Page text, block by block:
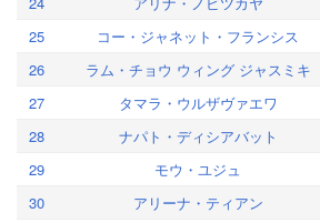
25
コー・ジャネット・フランシス
26
ラム・チョウ ウィング ジャスミキ
27
タマラ・ウルザヴァエワ
28
ナパト・ディシアバット
29
モウ・ユジュ
30
アリーナ・ティアン